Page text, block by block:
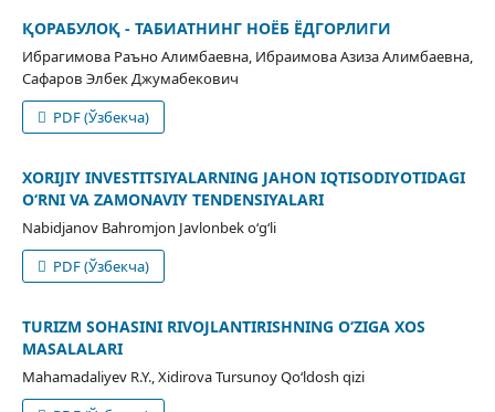
ҚОРАБУЛОҚ - ТАБИАТНИНГ НОЁБ ЁДГОРЛИГИ
Ибрагимова Раъно Алимбаевна, Ибраимова Азиза Алимбаевна,
Сафаров Элбек Джумабекович
PDF (Ўзбекча)
ХORIJIY INVESTITSIYALARNING JAHON IQTISODIYOTIDAGI
O‘RNI VA ZAMONAVIY TENDENSIYALARI
Nabidjanov Bahromjon Javlonbek o‘g‘li
PDF (Ўзбекча)
TURIZM SOHASINI RIVOJLANTIRISHNING O‘ZIGA XOS
MASALALARI
Mahamadaliyev R.Y., Xidirova Tursunoy Qo‘ldosh qizi